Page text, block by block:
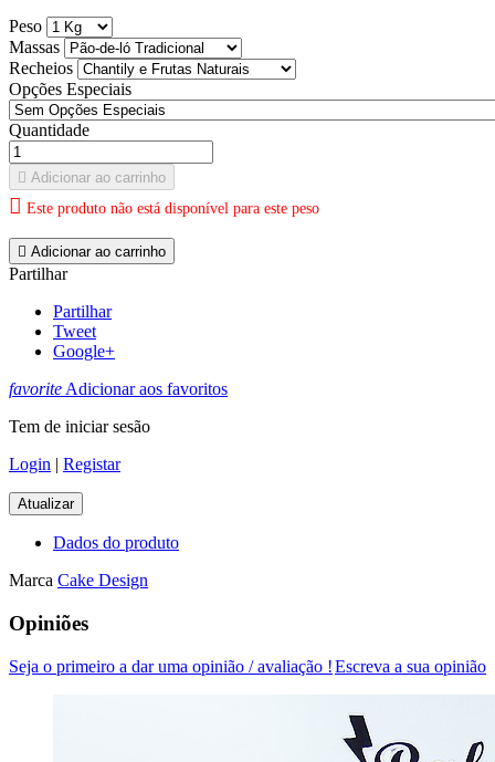
Peso
Massas
Recheios
Opções Especiais
Quantidade
 Adicionar ao carrinho
 Este produto não está disponível para este peso
 Adicionar ao carrinho
Partilhar
Partilhar
Tweet
Google+
favoriteAdicionar aos favoritos
Tem de iniciar sesão
Login | Registar
Dados do produto
Marca Cake Design
Opiniões
Escreva a sua opinião
Seja o primeiro a dar uma opinião / avaliação !